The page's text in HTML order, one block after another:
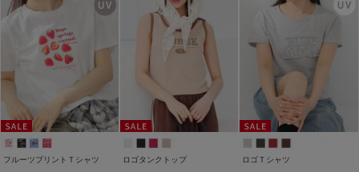
フルーツプリントＴシャツ ロゴタンクトップ ロゴＴシャツ